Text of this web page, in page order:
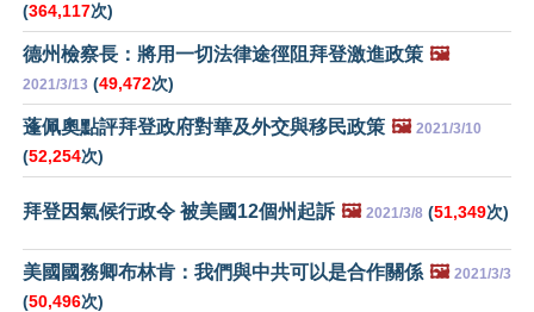
(364,117次)
德州檢察長：將用一切法律途徑阻拜登激進政策 🖼️
2021/3/13 (49,472次)
蓬佩奧點評拜登政府對華及外交與移民政策 🖼️ 2021/3/10
(52,254次)
拜登因氣候行政令 被美國12個州起訴 🖼️ 2021/3/8 (51,349次)
美國國務卿布林肯：我們與中共可以是合作關係 🖼️ 2021/3/3
(50,496次)